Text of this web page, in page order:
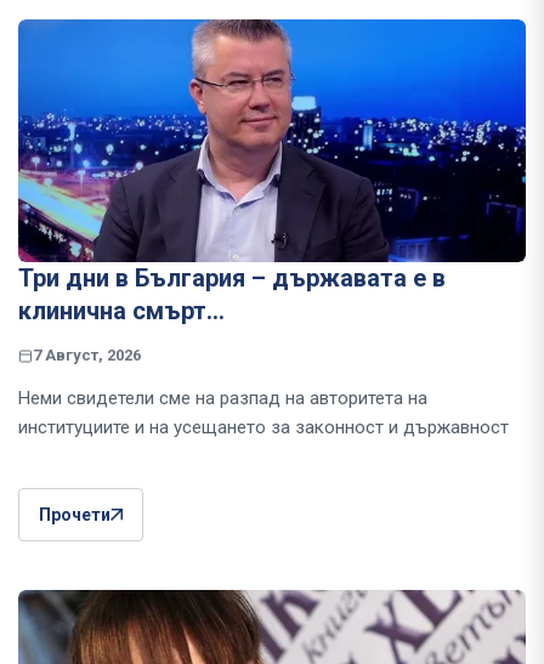
Три дни в България – държавата е в
клинична смърт…
7 Август, 2026
Неми свидетели сме на разпад на авторитета на
институциите и на усещането за законност и държавност
Прочети